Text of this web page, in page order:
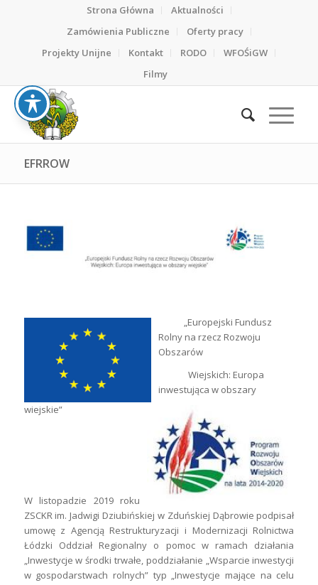
Strona Główna
Aktualności
Zamówienia Publiczne
Oferty pracy
Projekty Unijne
Kontakt RODO
WFOŚiGW
Filmy
EFRROW
„Europejski Fundusz
Rolny na rzecz Rozwoju
Obszarów
Wiejskich: Europa
inwestująca w obszary
wiejskie”
W listopadzie 2019 roku
ZSCKR im. Jadwigi Dziubińskiej w Zduńskiej Dąbrowie podpisał
umowę z Agencją Restrukturyzacji i Modernizacji Rolnictwa
Łódzki Oddział Regionalny o pomoc w ramach działania
„Inwestycje w środki trwałe, poddziałanie „Wsparcie inwestycji
w gospodarstwach rolnych” typ „Inwestycje mające na celu